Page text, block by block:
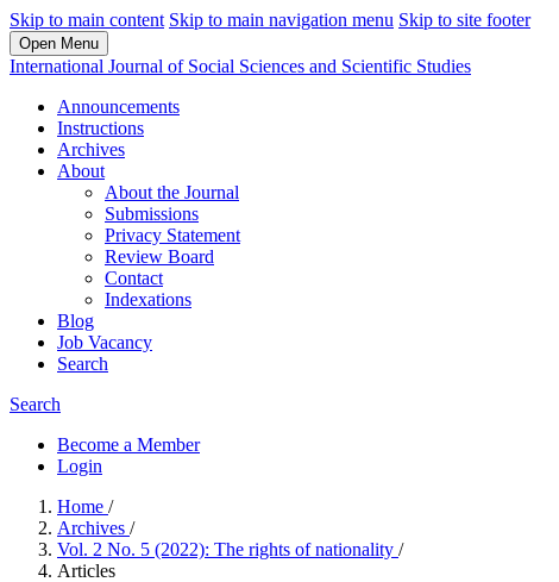
Skip to main content Skip to main navigation menu Skip to site footer
Open Menu
International Journal of Social Sciences and Scientific Studies
Announcements
Instructions
Archives
About
About the Journal
Submissions
Privacy Statement
Review Board
Contact
Indexations
Blog
Job Vacancy
Search
Search
Become a Member
Login
Home /
Archives /
Vol. 2 No. 5 (2022): The rights of nationality /
Articles